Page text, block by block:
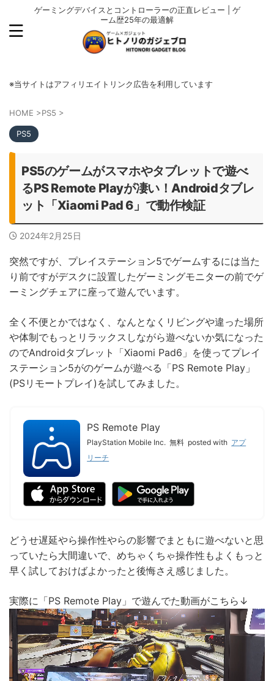
ゲーミングデバイスとコントローラーの正直レビュー | ゲ
ーム歴25年の最適解
※当サイトはアフィリエイトリンク広告を利用しています
HOME >PS5 >
PS5
PS5のゲームがスマホやタブレットで遊べ
るPS Remote Playが凄い！Androidタブレ
ット「Xiaomi Pad 6」で動作検証
2024年2月25日
突然ですが、プレイステーション5でゲームするには当た
り前ですがデスクに設置したゲーミングモニターの前でゲ
ーミングチェアに座って遊んでいます。
全く不便とかではなく、なんとなくリビングや違った場所
や体制でもっとリラックスしながら遊べないか気になった
のでAndroidタブレット「Xiaomi Pad6」を使ってプレイ
ステーション5がのゲームが遊べる「PS Remote Play」
(PSリモートプレイ)を試してみました。
PS Remote Play
PlayStation Mobile Inc. 無料 posted with アプ
リーチ
どうせ遅延やら操作性やらの影響でまともに遊べないと思
っていたら大間違いで、めちゃくちゃ操作性もよくもっと
早く試しておけばよかったと後悔さえ感じました。
実際に「PS Remote Play」で遊んでた動画がこちら↓